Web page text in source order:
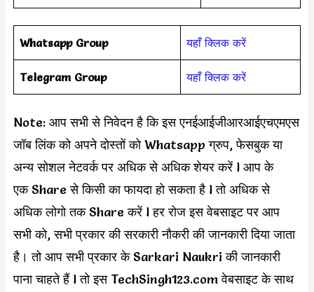
Whatsapp Group यहाँ क्लिक करें
Telegram Group यहाँ क्लिक करें
Note: आप सभी से निवेदन है कि इस एनईआईजीआरआईएचएमएस
जॉब लिंक को अपने दोस्तों को Whatsapp ग्रुप, फेसबुक या
अन्य सोशल नेटवर्क पर अधिक से अधिक शेयर करें l आप के
एक Share से किसी का फायदा हो सकता है l तो अधिक से
अधिक लोगो तक Share करें l हर रोज इस वेबसाइट पर आप
सभी को, सभी प्रकार की सरकारी नौकरी की जानकारी दिया जाता
है। तो आप सभी प्रकार के Sarkari Naukri की जानकारी
पाना चाहते हैं l तो इस TechSingh123.com वेबसाइट के साथ